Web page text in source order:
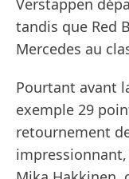
Verstappen
tandis que Red
Mercedes au
Pourtant avant
exemple 29
retournement